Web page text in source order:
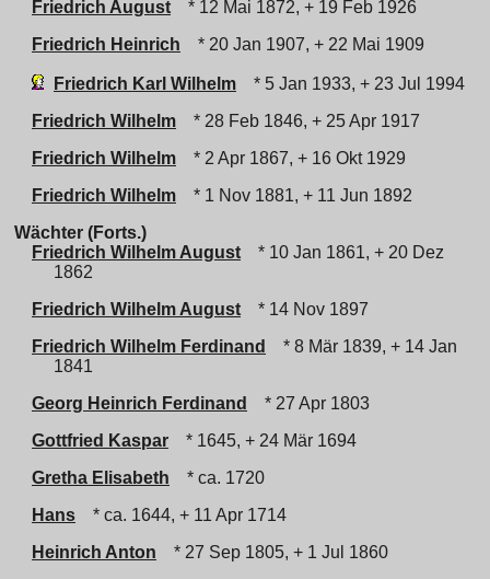
Friedrich August
* 12 Mai 1872, + 19 Feb 1926
Friedrich Heinrich
* 20 Jan 1907, + 22 Mai 1909
Friedrich Karl Wilhelm
* 5 Jan 1933, + 23 Jul 1994
Friedrich Wilhelm
* 28 Feb 1846, + 25 Apr 1917
Friedrich Wilhelm
* 2 Apr 1867, + 16 Okt 1929
Friedrich Wilhelm
* 1 Nov 1881, + 11 Jun 1892
Wächter (Forts.)
Friedrich Wilhelm August
* 10 Jan 1861, + 20 Dez
1862
Friedrich Wilhelm August
* 14 Nov 1897
Friedrich Wilhelm Ferdinand
* 8 Mär 1839, + 14 Jan
1841
Georg Heinrich Ferdinand
* 27 Apr 1803
Gottfried Kaspar
* 1645, + 24 Mär 1694
Gretha Elisabeth
* ca. 1720
Hans
* ca. 1644, + 11 Apr 1714
Heinrich Anton
* 27 Sep 1805, + 1 Jul 1860